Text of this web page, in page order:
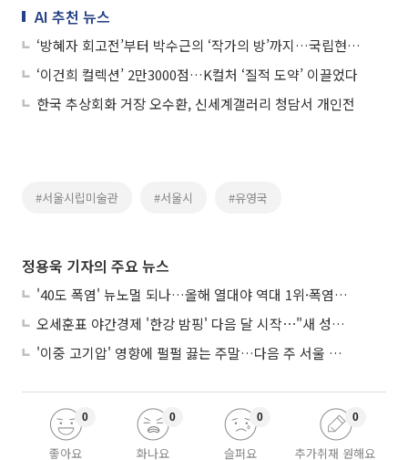
AI 추천 뉴스
‘방혜자 회고전’부터 박수근의 ‘작가의 방’까지…국립현대미술관 3곳 주요 전시 한눈에
‘이건희 컬렉션’ 2만3000점…K컬처 ‘질적 도약’ 이끌었다
한국 추상회화 거장 오수환, 신세계갤러리 청담서 개인전
#서울시립미술관 #서울시 #유영국
정용욱 기자의 주요 뉴스
'40도 폭염' 뉴노멀 되나…올해 열대야 역대 1위·폭염일수 평년 3배 넘어
오세훈표 야간경제 '한강 밤핑' 다음 달 시작⋯"새 성장동력 만들 것"
'이중 고기압' 영향에 펄펄 끓는 주말…다음 주 서울 포함 서쪽이 더 덥다
좋아요
0
화나요
0
슬퍼요
0
추가취재 원해요
0